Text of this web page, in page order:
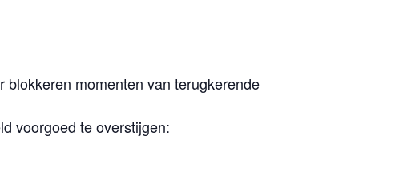
momenten van terugkerende
voorgoed te overstijgen: